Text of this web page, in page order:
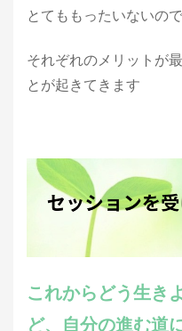
とてももったいないの
それぞれのメリットが
とが起きてきます
これからどう生き
ど、自分の進む道